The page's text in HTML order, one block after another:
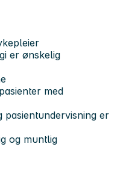
er ønskelig
med
pasientundervisning er
og muntlig